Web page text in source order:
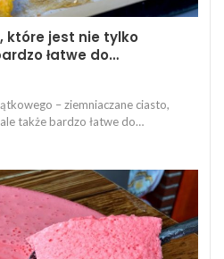
które jest nie tylko
łatwe do…
– ziemniaczane ciasto,
także bardzo łatwe do…